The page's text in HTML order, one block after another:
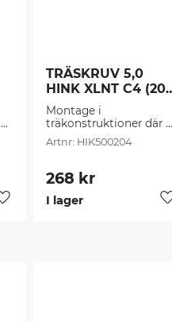
Lägg till i favoriter
TRÄSKRUV 5,0
HINK XLNT C4
st/frp)
Montage i
träkonstruktioner där
höga krav ställs, som
t.ex. vid skruvning av
till altaner, ute däck
mm.
HIK500204
268 kr
I lager